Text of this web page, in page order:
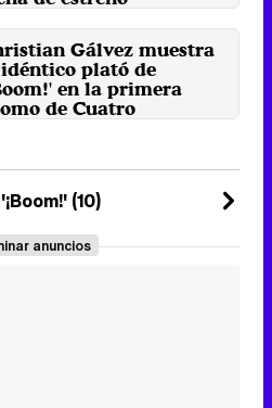
enfrentará a dos de ...
septiembre 2024
Gálvez muestra
plató de
en la primera
de Cuatro
(10)
anuncios